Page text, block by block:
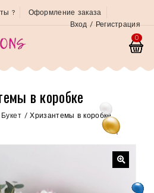
?
Оформление заказа
Вход / Регистрация
0
в коробке
Букет /Хризантемы в коробке